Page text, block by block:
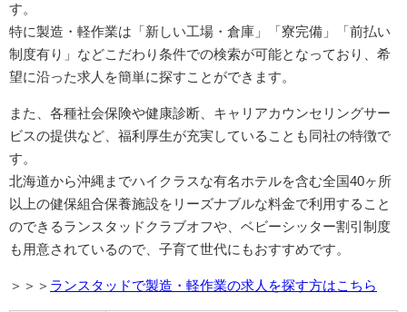
す。
特に製造・軽作業は「新しい工場・倉庫」「寮完備」「前払い
制度有り」などこだわり条件での検索が可能となっており、希
望に沿った求人を簡単に探すことができます。
また、各種社会保険や健康診断、キャリアカウンセリングサー
ビスの提供など、福利厚生が充実していることも同社の特徴で
す。
北海道から沖縄までハイクラスな有名ホテルを含む全国40ヶ所
以上の健保組合保養施設をリーズナブルな料金で利用すること
のできるランスタッドクラブオフや、 ベビーシッター割引制度
も用意されているので、子育て世代にもおすすめです。
＞＞＞ ランスタッドで製造・軽作業の求人を探す方はこちら